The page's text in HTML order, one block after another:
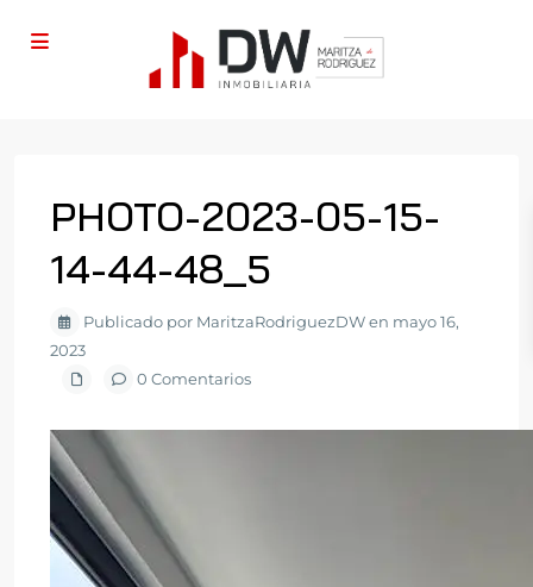
PHOTO-2023-05-15-
14-44-48_5
Publicado por MaritzaRodriguezDW en mayo 16,
2023
0 Comentarios